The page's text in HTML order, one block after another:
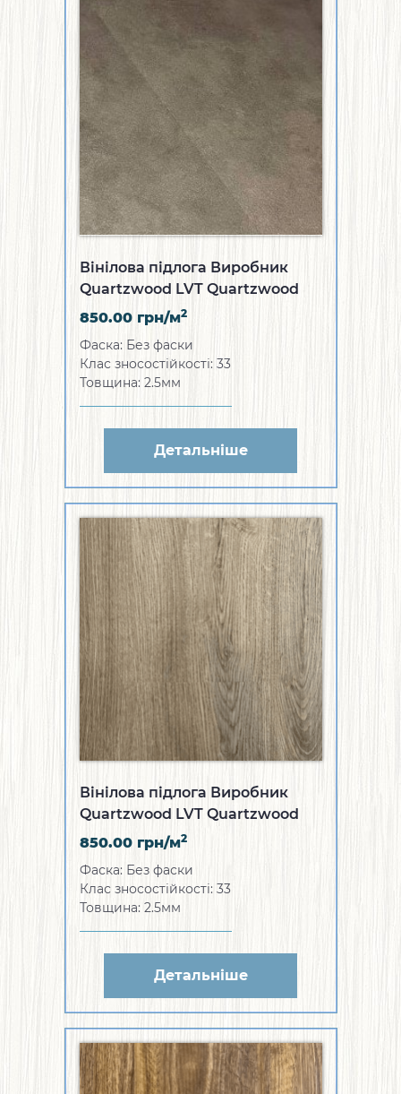
Вінілова підлога Виробник
Quartzwood LVT Quartzwood
Marble&Stone
850.00 грн/м2
Фаска: Без фаски
Клас зносостійкості: 33
Товщина: 2.5мм
Детальніше
Вінілова підлога Виробник
Quartzwood LVT Quartzwood
Natural Oak
850.00 грн/м2
Фаска: Без фаски
Клас зносостійкості: 33
Товщина: 2.5мм
Детальніше